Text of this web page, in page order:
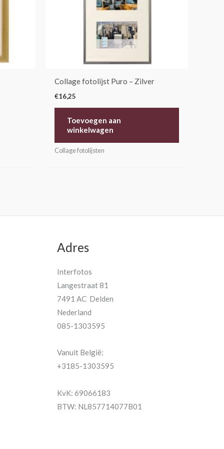
Collage fotolijst Puro – Zilver
€16,25
Toevoegen aan
winkelwagen
Collage fotolijsten
Adres
Interfotos
Langestraat 81
7491 AC Delden
Nederland
085-1303595
Vanuit België:
+3185-1303595
KvK: 69066183
BTW: NL857714077B01